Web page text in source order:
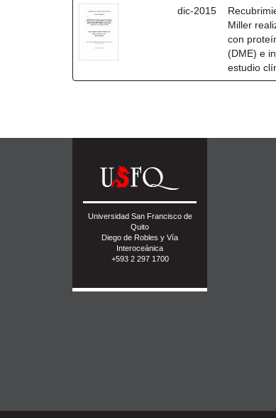
dic-2015
Miller
con
(DME) e
estudio
Universidad San Francisco de
Quito
Diego de Robles y Vía
Interoceánica
+593 2 297 1700